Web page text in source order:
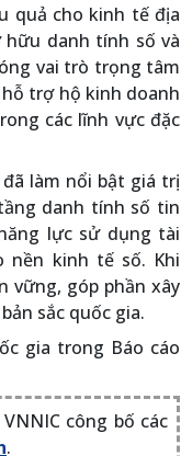
quả cho kinh tế địa
danh tính số và
vai trò trọng tâm
hỗ trợ hộ kinh doanh
các lĩnh vực đặc
làm nổi bật giá trị
danh tính số tin
lực sử dụng tài
nền kinh tế số. Khi
vững, góp phần xây
sắc quốc gia.
gia trong Báo cáo
công bố các
.